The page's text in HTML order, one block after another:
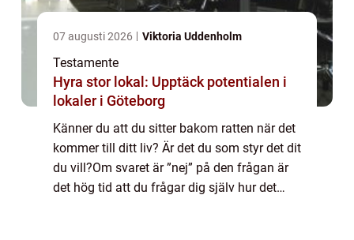
07 augusti 2026 Viktoria Uddenholm
Testamente
Hyra stor lokal: Upptäck potentialen i
lokaler i Göteborg
Känner du att du sitter bakom ratten när det
kommer till ditt liv? Är det du som styr det dit
du vill?Om svaret är ”nej” på den frågan är
det hög tid att du frågar dig själv hur det